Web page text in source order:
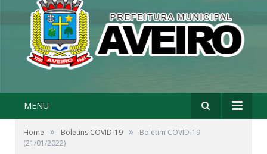
MENU
Home » Boletins COVID-19 »
Boletim COVID-19
(21/01/2022)